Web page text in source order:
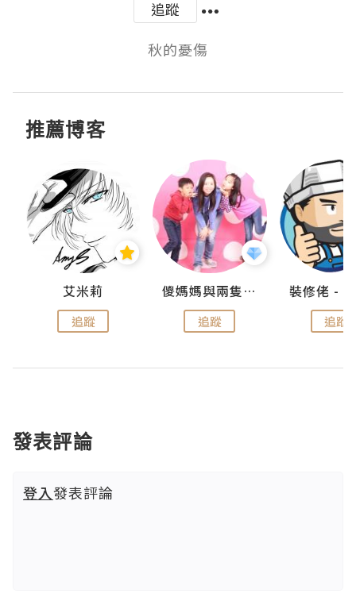
追蹤
秋的憂傷
推薦博客
艾米莉
追蹤
儍媽媽與兩隻小魔怪之家
追蹤 追蹤
發表評論
登入發表評論